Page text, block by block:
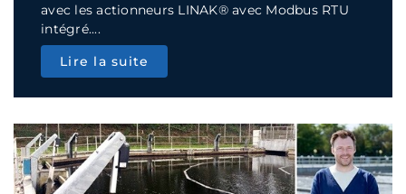
avec les actionneurs LINAK® avec Modbus RTU
intégré....
Lire la suite